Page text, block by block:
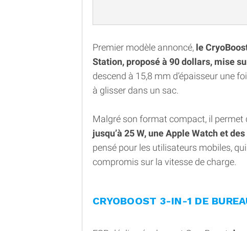
Premier modèle annoncé, le
Station, proposé à 90 dollars, mise
descend à 15,8 mm d’épaisseur une
à glisser dans un sac.
Malgré son format compact, il permet
jusqu’à 25 W, une Apple Watch et
pensé pour les utilisateurs mobiles,
compromis sur la vitesse de charge.
CRYOBOOST 3-IN-1 DE